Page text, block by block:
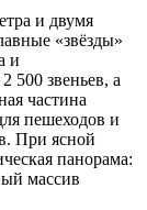
и двумя
«звёзды»
и
500 звеньев, а
частина
пешеходов и
При ясной
панорама:
массив